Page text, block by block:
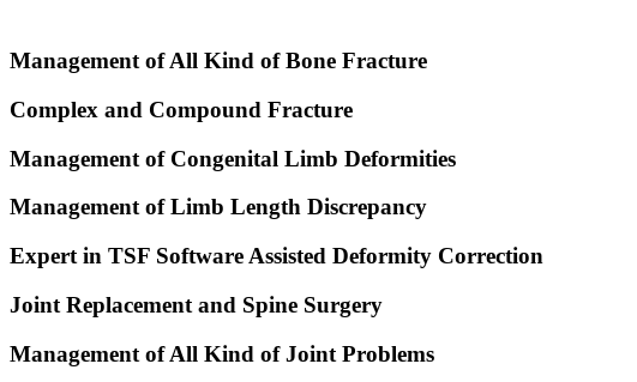
Management of All Kind of Bone Fracture
Complex and Compound Fracture
Management of Congenital Limb Deformities
Management of Limb Length Discrepancy
Expert in TSF Software Assisted Deformity Correction
Joint Replacement and Spine Surgery
Management of All Kind of Joint Problems